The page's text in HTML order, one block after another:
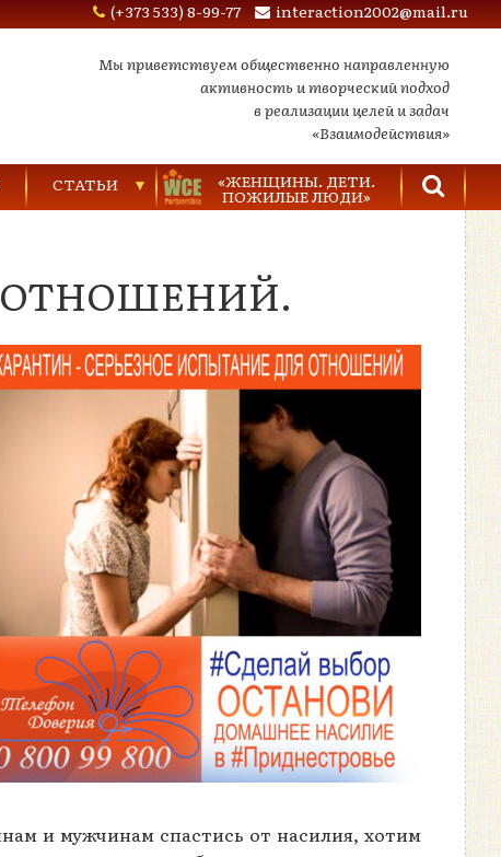
(+373 533) 8-99-77 interaction2002@mail.ru
Мы приветствуем общественно направленную
активность и творческий подход
в реализации целей и задач
«Взаимодействия»
СТАТЬИ
Насилие в семье
«ЖЕНЩИНЫ. ДЕТИ.
ПОЖИЛЫЕ ЛЮДИ»
ОТНОШЕНИЙ.
и мужчинам спастись от насилия, хотим